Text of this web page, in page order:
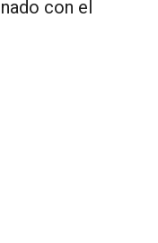
con el